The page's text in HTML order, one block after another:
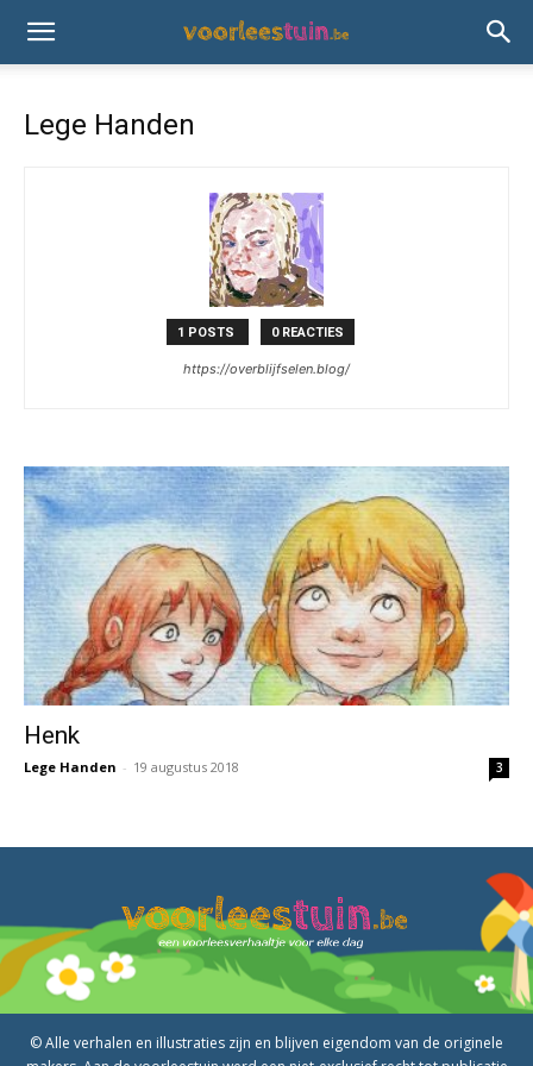
Lege Handen
1 POSTS 0 REACTIES
https://overblijfselen.blog/
Henk
Lege Handen - 19 augustus 2018 3
© Alle verhalen en illustraties zijn en blijven eigendom van de originele